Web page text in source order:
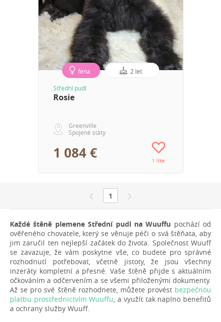
fena 2 let
Střední pudl
Rosie
Greenville
Spojené státy
1 084 € 1 like
1
Každé štěně plemene Střední pudl na Wuuffu pochází od
ověřeného chovatele, který se věnuje péči o svá štěňata, aby
jim zaručil ten nejlepší začátek do života. Společnost Wuuff
se zavazuje, že vám poskytne vše, co budete pro správné
rozhodnutí potřebovat, včetně jistoty, že jsou všechny
inzeráty kompletní a přesné. Vaše štěně přijde s aktuálním
očkováním a odčervením a se všemi přiloženými dokumenty.
Až se pro své štěně rozhodnete, můžete provést bezpečnou
platbu prostřednictvím Wuuffu, a využít tak naplno benefitů
a ochrany služby Wuuff.